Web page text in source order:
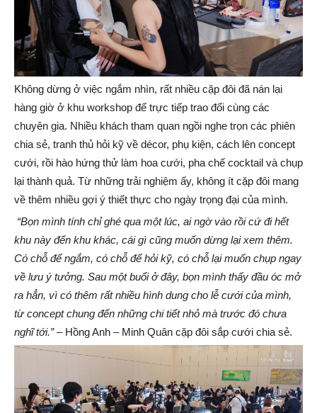
Không dừng ở việc ngắm nhìn, rất nhiều cặp đôi đã nán lại
hàng giờ ở khu workshop để trực tiếp trao đổi cùng các
chuyên gia. Nhiều khách tham quan ngồi nghe trọn các phiên
chia sẻ, tranh thủ hỏi kỹ về décor, phụ kiện, cách lên concept
cưới, rồi hào hứng thử làm hoa cưới, pha chế cocktail và chụp
lại thành quả. Từ những trải nghiệm ấy, không ít cặp đôi mang
về thêm nhiều gợi ý thiết thực cho ngày trọng đại của mình.
“Bọn mình tính chỉ ghé qua một lúc, ai ngờ vào rồi cứ đi hết
khu này đến khu khác, cái gì cũng muốn dừng lại xem thêm.
Có chỗ để ngắm, có chỗ để hỏi kỹ, có chỗ lại muốn chụp ngay
về lưu ý tưởng. Sau một buổi ở đây, bọn mình thấy đầu óc mở
ra hẳn, vì có thêm rất nhiều hình dung cho lễ cưới của mình,
từ concept chung đến những chi tiết nhỏ mà trước đó chưa
nghĩ tới.”– Hồng Anh – Minh Quân cặp đôi sắp cưới chia sẻ.